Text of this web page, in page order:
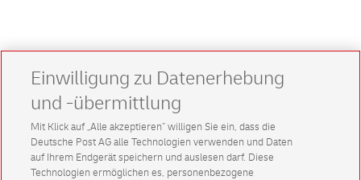
Einwilligung zu Datenerhebung
und -übermittlung
Mit Klick auf „Alle akzeptieren” willigen Sie ein, dass die
Deutsche Post AG alle Technologien verwenden und Daten
auf Ihrem Endgerät speichern und auslesen darf. Diese
Technologien ermöglichen es, personenbezogene